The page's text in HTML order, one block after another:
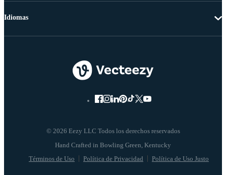
© 2026 Eezy LLC Todos los derechos reservados
Términos de Uso Política de Privacidad Política de Uso Justo
Idiomas